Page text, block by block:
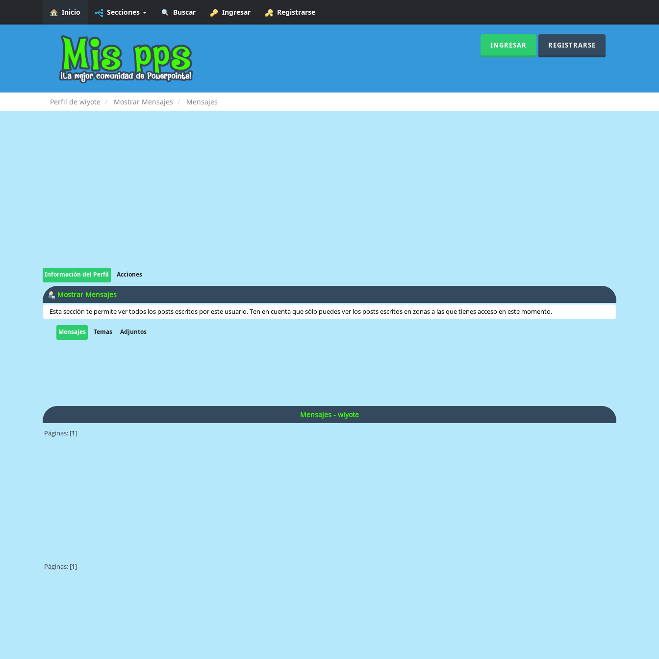
Inicio Secciones Buscar Ingresar Registrarse
INGRESAR REGISTRARSE
Perfil de wiyote Mostrar Mensajes Mensajes
Información del Perfil Acciones
Mostrar Mensajes
Esta sección te permite ver todos los posts escritos por este usuario. Ten en cuenta que sólo puedes ver los posts escritos en zonas a las que tienes acceso en este momento.
Mensajes Temas Adjuntos
Mensajes - wiyote
Páginas: [1]
Páginas: [1]